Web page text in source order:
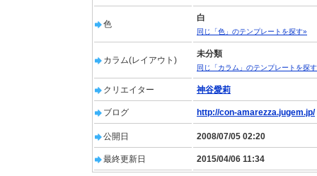
色
白
同じ「色」のテンプレートを探す»
カラム(レイアウト)
未分類
同じ「カラム」のテンプレートを探
クリエイター 神谷愛莉
ブログ http://con-amarezza.jugem.jp/
公開日 2008/07/05 02:20
最終更新日 2015/04/06 11:34